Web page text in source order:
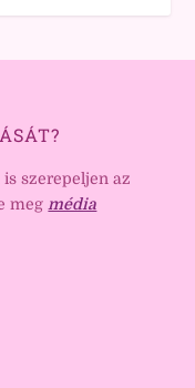
szerepeljen az
meg média